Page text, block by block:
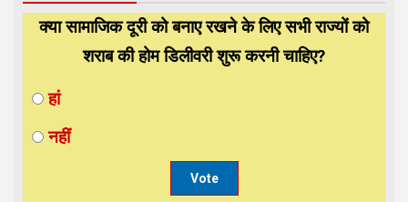
क्या सामाजिक दूरी को बनाए रखने के लिए सभी राज्यों को
शराब की होम डिलीवरी शुरू करनी चाहिए?
हां
नहीं